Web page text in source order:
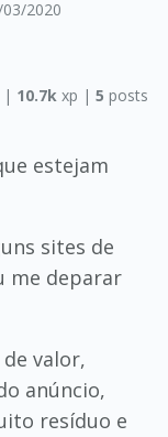
2020
| 10.7k xp | 5 posts
estejam
sites de
me deparar
valor,
anúncio,
resíduo e